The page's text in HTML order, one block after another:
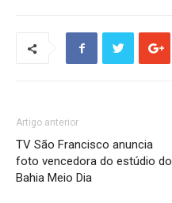
Artigo anterior
TV São Francisco anuncia
foto vencedora do estúdio do
Bahia Meio Dia